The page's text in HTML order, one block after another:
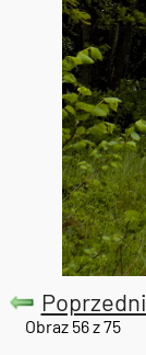
Poprzedni
Obraz 56 z 75